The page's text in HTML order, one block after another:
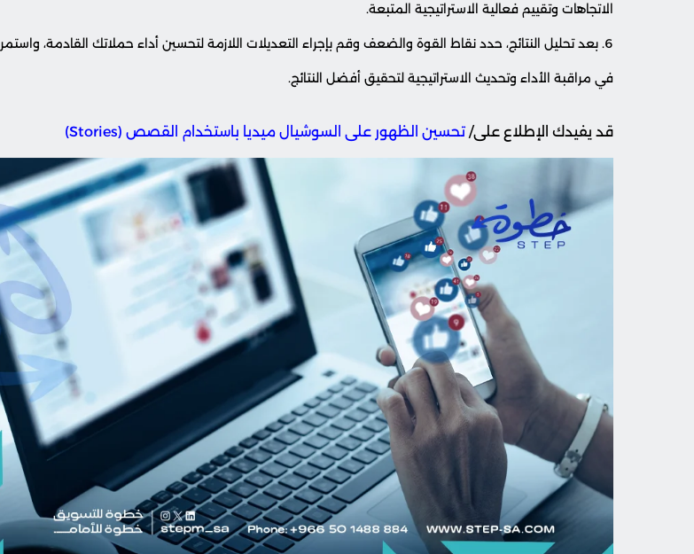
الاتجاهات وتقييم فعالية الاستراتيجية المتبعة.
بعد تحليل النتائج، حدد نقاط القوة والضعف وقم بإجراء التعديلات اللازمة لتحسين أداء حملاتك القادمة، واستمر
في مراقبة الأداء وتحديث الاستراتيجية لتحقيق أفضل النتائج.
قد يفيدك الإطلاع على/تحسين الظهور على السوشيال ميديا باستخدام القصص (Stories)